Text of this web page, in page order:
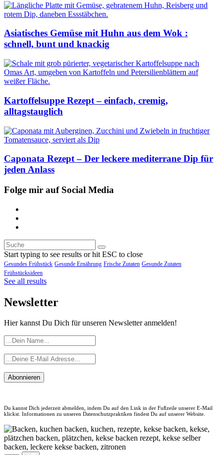
Asiatisches Gemüse mit Huhn aus dem Wok :
schnell, bunt und knackig
Kartoffelsuppe Rezept – einfach, cremig,
alltagstauglich
Caponata Rezept – Der leckere mediterrane Dip für
jeden Anlass
Folge mir auf Social Media
Start typing to see results or hit ESC to close
Gesundes Frühstück Gesunde Ernährung Frische Zutaten Gesunde Zutaten
Frühstücksideen
See all results
Newsletter
Hier kannst Du Dich für unseren Newsletter anmelden!
Abonnieren
Du kannst Dich jederzeit abmelden, indem Du auf den Link in der Fußzeile unserer E-Mail
klickst. Informationen zu unseren Datenschutzpraktiken findest Du auf unserer Website.